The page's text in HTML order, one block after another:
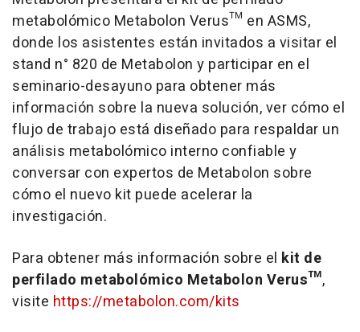
metabolómico Metabolon Verus™ en ASMS,
donde los asistentes están invitados a visitar el
stand n° 820 de Metabolon y participar en el
seminario-desayuno para obtener más
información sobre la nueva solución, ver cómo el
flujo de trabajo está diseñado para respaldar un
análisis metabolómico interno confiable y
conversar con expertos de Metabolon sobre
cómo el nuevo kit puede acelerar la
investigación.
Para obtener más información sobre el kit de
perfilado metabolómico Metabolon Verus™,
visite https://metabolon.com/kits